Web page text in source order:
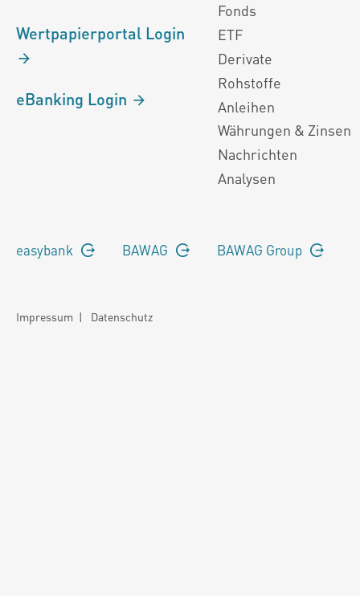
Wertpapierportal Login
eBanking Login
Fonds
ETF
Derivate
Rohstoffe
Anleihen
Währungen & Zinsen
Nachrichten
Analysen
easybank BAWAG BAWAG Group
Impressum | Datenschutz